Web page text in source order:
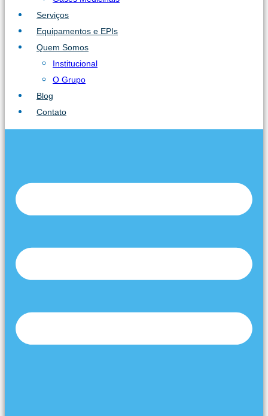
Serviços
Equipamentos e EPIs
Quem Somos
Institucional
O Grupo
Blog
Contato